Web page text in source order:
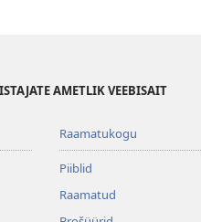
AMETLIK VEEBISAIT
Raamatukogu
Piiblid
Raamatud